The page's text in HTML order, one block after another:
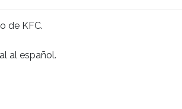
de KFC.
al español.